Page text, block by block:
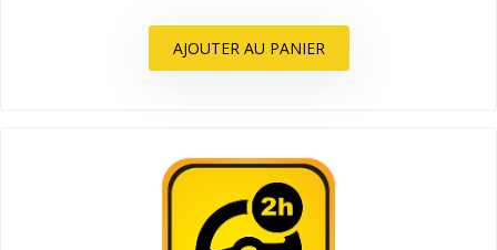
AJOUTER AU PANIER